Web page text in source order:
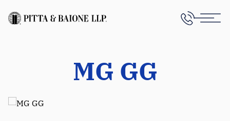
MG GG